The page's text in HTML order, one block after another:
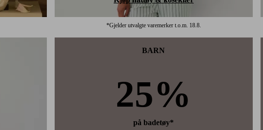
*Gjelder utvalgte varemerker t.o.m. 18.8.
BARN
25%
på badetøy*